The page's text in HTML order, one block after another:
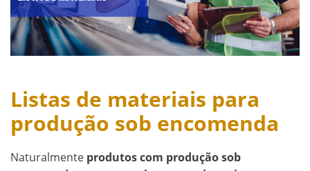
Listas de materiais para
produção sob encomenda
Naturalmente produtos com produção sob